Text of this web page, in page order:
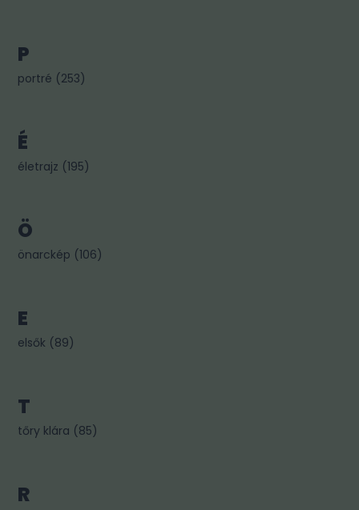
P
portré (253)
É
életrajz (195)
Ö
önarckép (106)
E
elsők (89)
T
tőry klára (85)
R